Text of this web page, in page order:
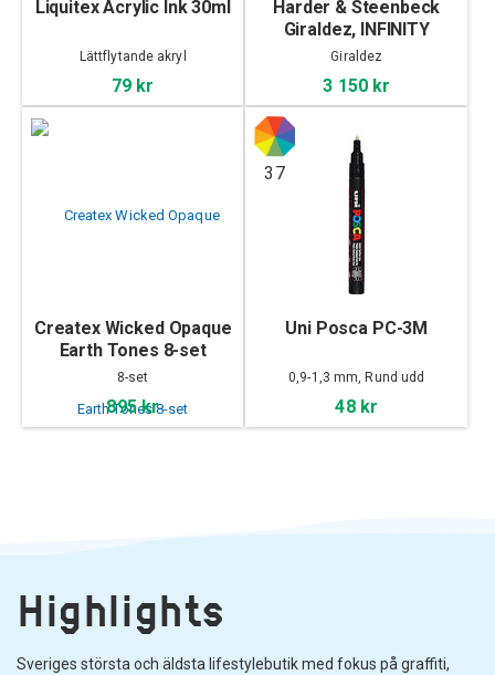
Liquitex Acrylic Ink 30ml
Lättflytande akryl
79 kr
Harder & Steenbeck
Giraldez, INFINITY
CRplus MkII
Giraldez
3 150 kr
Createx Wicked Opaque
Earth Tones 8-set
8-set
895 kr
37
Uni Posca PC-3M
0,9-1,3 mm, Rund udd
48 kr
Highlights
Sveriges största och äldsta lifestylebutik med fokus på graffiti,